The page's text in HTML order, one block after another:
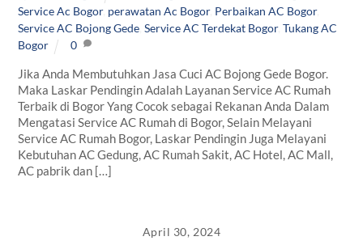
Service Ac Bogor, perawatan Ac Bogor, Perbaikan AC Bogor,
Service AC Bojong Gede ,Service AC Terdekat Bogor,Tukang AC
Bogor
0
Jika Anda Membutuhkan Jasa Cuci AC Bojong Gede Bogor.
Maka Laskar Pendingin Adalah Layanan Service AC Rumah
Terbaik di Bogor Yang Cocok sebagai Rekanan Anda Dalam
Mengatasi Service AC Rumah di Bogor, Selain Melayani
Service AC Rumah Bogor, Laskar Pendingin Juga Melayani
Kebutuhan AC Gedung, AC Rumah Sakit, AC Hotel, AC Mall,
AC pabrik dan […]
April 30, 2024